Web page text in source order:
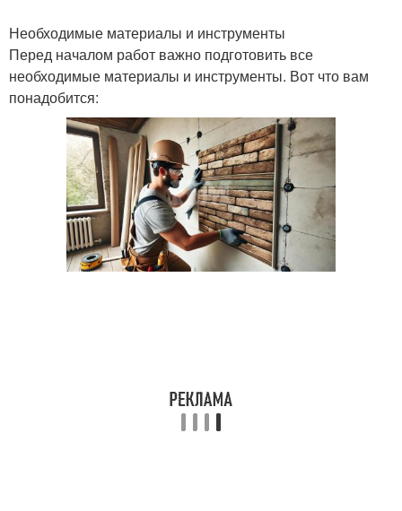
Необходимые материалы и инструменты
Перед началом работ важно подготовить все
необходимые материалы и инструменты. Вот что вам
понадобится: